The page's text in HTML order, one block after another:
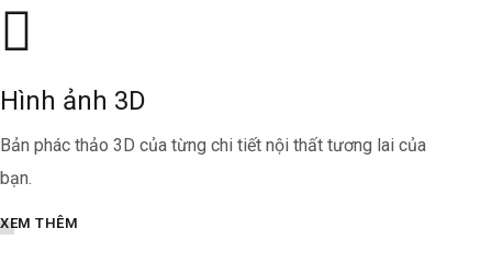
Hình ảnh 3D
Bản phác thảo 3D của từng chi tiết nội thất tương lai của
bạn.
XEM THÊM